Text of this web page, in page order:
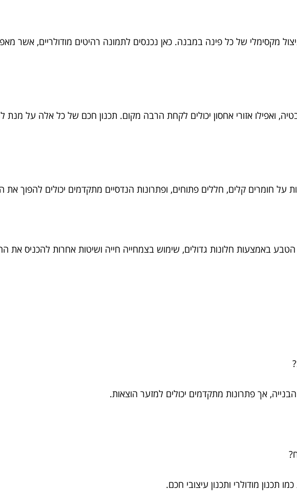
מקסימלי של כל פינה במבנה. כאן נכנסים לתמונה רהיטים מודולריים, אשר
ואפילו אזורי אחסון יכולים לקחת הרבה מקום. תכנון חכם של כל אלה על
על חומרים קלים, חללים פתוחים, ופתרונות הנדסיים מתקדמים יכולים להפוך
באמצעות חלונות גדולים, שימוש בצמחייה חייה ושיטות אחרות להכניס את
אך פתרונות מתקדמים יכולים למזער הוצאות.
מודולרי ותכנון עיצובי חכם.